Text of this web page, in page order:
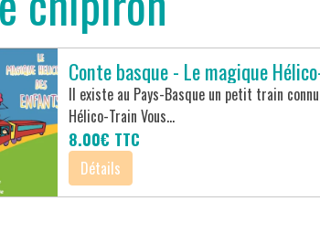
Conte basque - Le magique
Il existe au Pays-Basque un petit train
Hélico-Train Vous...
8.00€ TTC
Détails